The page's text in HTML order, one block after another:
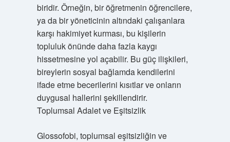
biridir. Örneğin, bir öğretmenin öğrencilere,
ya da bir yöneticinin altındaki çalışanlara
karşı hakimiyet kurması, bu kişilerin
topluluk önünde daha fazla kaygı
hissetmesine yol açabilir. Bu güç ilişkileri,
bireylerin sosyal bağlamda kendilerini
ifade etme becerilerini kısıtlar ve onların
duygusal hallerini şekillendirir.
Toplumsal Adalet ve Eşitsizlik
Glossofobi, toplumsal eşitsizliğin ve